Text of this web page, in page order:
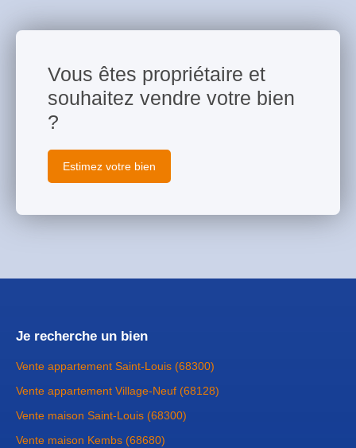
Vous êtes propriétaire et
souhaitez vendre votre bien
?
Estimez votre bien
Je recherche un bien
Vente appartement Saint-Louis (68300)
Vente appartement Village-Neuf (68128)
Vente maison Saint-Louis (68300)
Vente maison Kembs (68680)